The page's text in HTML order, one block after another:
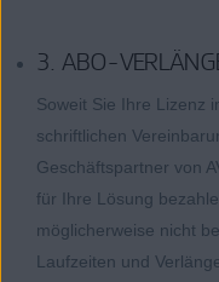
3. ABO-
Soweit Sie Ihre Lizenz
schriftlichen
Geschäftspartner von
für Ihre Lösung
möglicherweise nicht
Laufzeiten und